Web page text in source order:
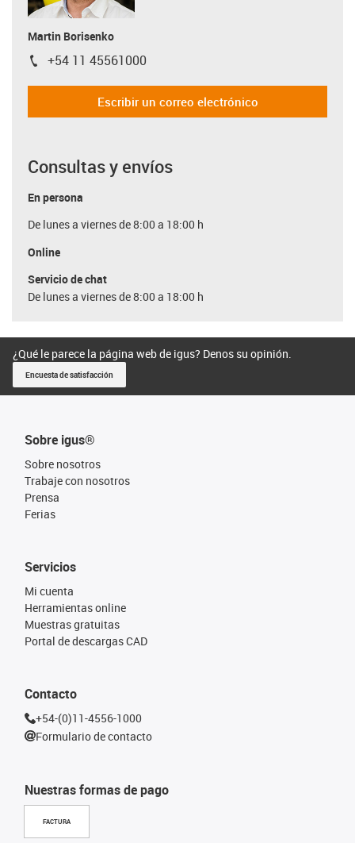
Martin Borisenko
igus-icon-phone
+54 11 45561000
Escribir un correo electrónico
Consultas y envíos
En persona
De lunes a viernes de 8:00 a 18:00 h
Online
Servicio de chat
De lunes a viernes de 8:00 a 18:00 h
¿Qué le parece la página web de igus? Denos su opinión.
Encuesta de satisfacción
Sobre igus®
Sobre nosotros
Trabaje con nosotros
Prensa
Ferias
Nuestras formas de pago
FACTURA
Servicios
Mi cuenta
Herramientas online
Muestras gratuitas
Portal de descargas CAD
Contacto
+54-(0)11-4556-1000
Formulario de contacto